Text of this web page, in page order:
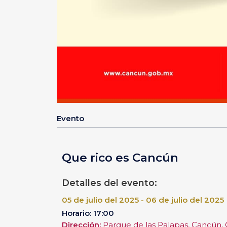
Evento
Que rico es Cancún
Detalles del evento:
05 de julio del 2025 - 06 de julio del 2025
Horario: 17:00
Dirección: Parque de las Palapas, Cancún,